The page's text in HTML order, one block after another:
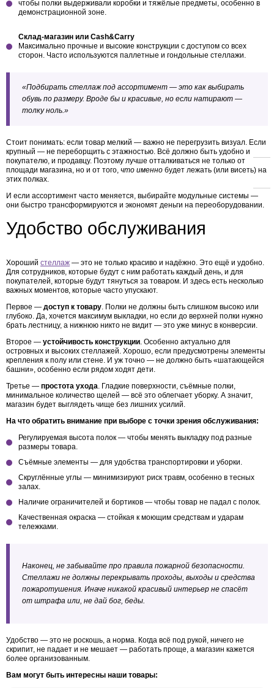
чтобы полки выдерживали коробки и тяжёлые предметы, особенно в
демонстрационной зоне.
Склад-магазин или Cash&Carry
Максимально прочные и высокие конструкции с доступом со всех
сторон. Часто используются паллетные и гондольные стеллажи.
«Подбирать стеллаж под ассортимент — это как выбирать
обувь по размеру. Вроде бы и красивые, но если натирают —
толку ноль.»
Стоит понимать: если товар мелкий — важно не перегрузить визуал. Если
крупный — не переборщить с этажностью. Всё должно быть удобно и
покупателю, и продавцу. Поэтому лучше отталкиваться не только от
площади магазина, но и от того, что именно будет лежать (или висеть) на
этих полках.
И если ассортимент часто меняется, выбирайте модульные системы —
они быстро трансформируются и экономят деньги на переоборудовании.
Удобство обслуживания
Хороший стеллаж — это не только красиво и надёжно. Это ещё и удобно.
Для сотрудников, которые будут с ним работать каждый день, и для
покупателей, которые будут тянуться за товаром. И здесь есть несколько
важных моментов, которые часто упускают.
Первое — доступ к товару. Полки не должны быть слишком высоко или
глубоко. Да, хочется максимум выкладки, но если до верхней полки нужно
брать лестницу, а нижнюю никто не видит — это уже минус в конверсии.
Второе — устойчивость конструкции. Особенно актуально для
островных и высоких стеллажей. Хорошо, если предусмотрены элементы
крепления к полу или стене. И уж точно — не должно быть «шатающейся
башни», особенно если рядом ходят дети.
Третье — простота ухода. Гладкие поверхности, съёмные полки,
минимальное количество щелей — всё это облегчает уборку. А значит,
магазин будет выглядеть чище без лишних усилий.
На что обратить внимание при выборе с точки зрения обслуживания:
Регулируемая высота полок — чтобы менять выкладку под разные
размеры товара.
Съёмные элементы — для удобства транспортировки и уборки.
Скруглённые углы — минимизируют риск травм, особенно в тесных
залах.
Наличие ограничителей и бортиков — чтобы товар не падал с полок.
Качественная окраска — стойкая к моющим средствам и ударам
тележками.
Наконец, не забывайте про правила пожарной безопасности.
Стеллажи не должны перекрывать проходы, выходы и средства
пожаротушения. Иначе никакой красивый интерьер не спасёт
от штрафа или, не дай бог, беды.
Удобство — это не роскошь, а норма. Когда всё под рукой, ничего не
скрипит, не падает и не мешает — работать проще, а магазин кажется
более организованным.
Вам могут быть интересны наши товары: